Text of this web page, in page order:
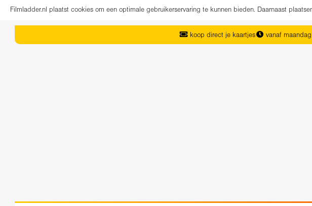
Filmladder.nl plaatst cookies om een optimale gebruikerservaring te kunnen bieden. Daarnaast
koop direct je kaartjes vanaf